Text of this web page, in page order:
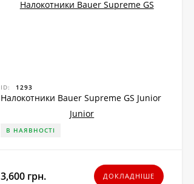
ID: 1293
Налокотники Bauer Supreme GS Junior
В НАЯВНОСТІ
3,600 грн. ДОКЛАДНІШЕ